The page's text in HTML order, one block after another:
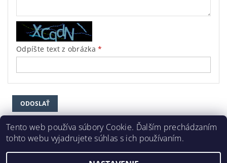
Odpíšte text z obrázka
DEKORAČNÉ LIŠTY © 2024
Tento web používa súbory Cookie. Ďalším prechádzaním
tohto webu vyjadrujete súhlas s ich používaním.